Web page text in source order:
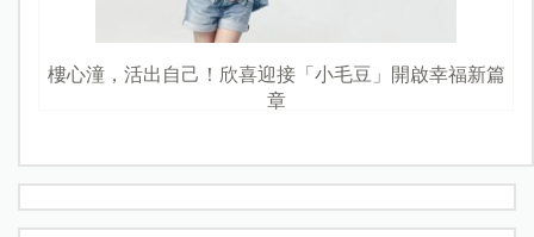
樓心潼，活出自己！欣喜迎接「小毛豆」開啟幸福新篇
章